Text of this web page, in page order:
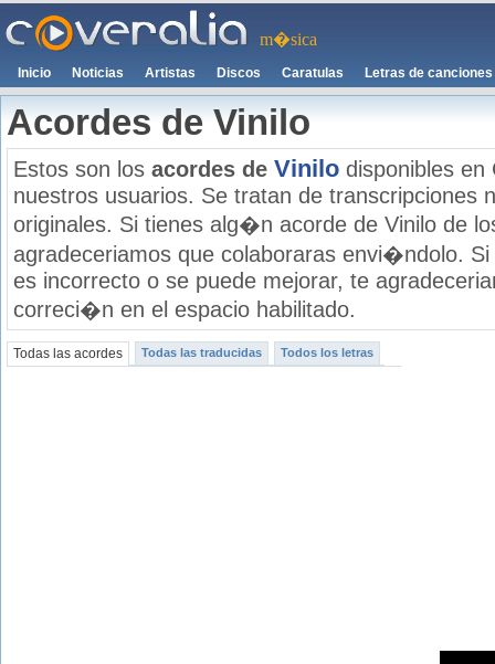
m�sica
Inicio Noticias Artistas Discos Caratulas Letras de canciones
Acordes de Vinilo
Estos son los acordes de Vinilo disponibles en
nuestros usuarios. Se tratan de transcripciones
originales. Si tienes alg�n acorde de Vinilo de
agradeceriamos que colaboraras envi�ndolo.
es incorrecto o se puede mejorar, te
correci�n en el espacio habilitado.
Todas las acordes Todas las traducidas Todos los letras